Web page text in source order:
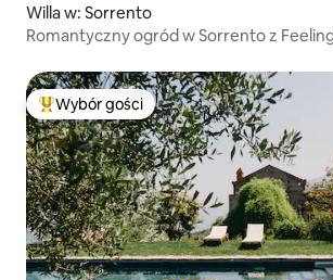
Willa w: Sorrento
Romantyczny ogród w Sorrento z
Najpopularniejsze z kategorii Wybór gości
Wybór gości